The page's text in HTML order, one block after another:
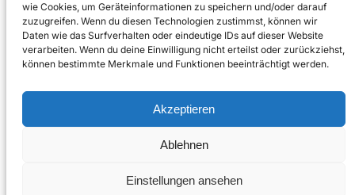
wie Cookies, um Geräteinformationen zu speichern und/oder darauf
zuzugreifen. Wenn du diesen Technologien zustimmst, können wir
Daten wie das Surfverhalten oder eindeutige IDs auf dieser Website
verarbeiten. Wenn du deine Einwilligung nicht erteilst oder zurückziehst,
können bestimmte Merkmale und Funktionen beeinträchtigt werden.
Akzeptieren
Ablehnen
Einstellungen ansehen
Lecker essen – gesund leben.
Kontakt
Copyright © 2026 Designed by